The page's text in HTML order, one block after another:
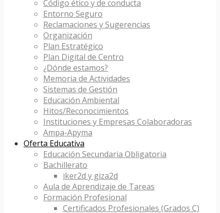
Código ético y de conducta
Entorno Seguro
Reclamaciones y Sugerencias
Organización
Plan Estratégico
Plan Digital de Centro
¿Dónde estamos?
Memoria de Actividades
Sistemas de Gestión
Educación Ambiental
Hitos/Reconocimientos
Instituciones y Empresas Colaboradoras
Ampa-Apyma
Oferta Educativa
Educación Secundaria Obligatoria
Bachillerato
iker2d y giza2d
Aula de Aprendizaje de Tareas
Formación Profesional
Certificados Profesionales (Grados C)